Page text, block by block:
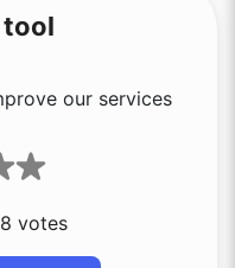
tool
our services
votes